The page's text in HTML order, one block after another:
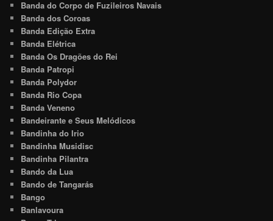
Banda do Corpo de Fuzileiros Navais
Banda dos Coroas
Banda Edição Extra
Banda Elétrica
Banda Os Dragões do Rei
Banda Patropi
Banda Polydor
Banda Rio Copa
Banda Veneno
Bandeirante e Seus Melódicos
Bandinha do Irio
Bandinha Musidisc
Bandinha Pilantra
Bando da Lua
Bando de Tangarás
Bango
Banlavoura